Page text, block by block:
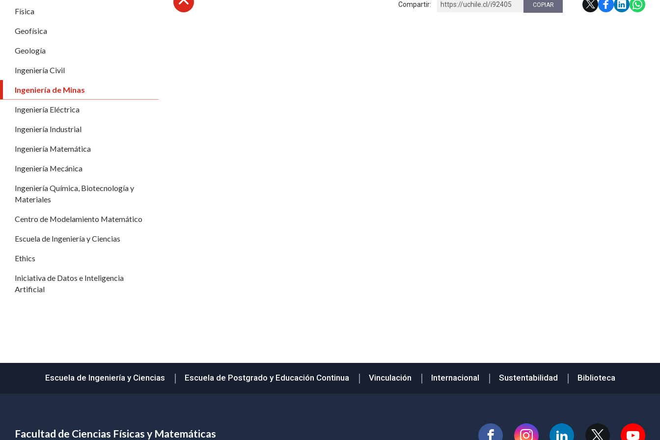
Física
Geofísica
Geología
Ingeniería Civil
Ingeniería de Minas
Ingeniería Eléctrica
Ingeniería Industrial
Ingeniería Matemática
Ingeniería Mecánica
Ingeniería Química, Biotecnología y
Materiales
Centro de Modelamiento Matemático
Escuela de Ingeniería y Ciencias
Ethics
Iniciativa de Datos e Inteligencia
Artificial
Compartir: https://uchile.cl/i92405 COPIAR
Escuela de Ingeniería y Ciencias Escuela de Postgrado y Educación Continua Vinculación Internacional Sustentabilidad Biblioteca
Facultad de Ciencias Físicas y Matemáticas